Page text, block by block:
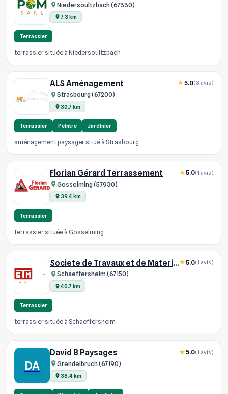
Niedersoultzbach (67330)
7.3 km
Terrassier
terrassier située à Niedersoultzbach
ALS Aménagement
Strasbourg (67200)
30.7 km
5.0(3 avis)
Terrassier Peintre Jardinier
aménagement paysager situé à Strasbourg
Florian Gérard Terrassement
Gosselming (57930)
39.4 km
5.0(1 avis)
Terrassier
terrassier située à Gosselming
Societe de Travaux et de Materiaux STM
Schaeffersheim (67150)
40.7 km
5.0(1 avis)
Terrassier
terrassier située à Schaeffersheim
DA
David B Paysages
Grendelbruch (67190)
38.4 km
5.0(1 avis)